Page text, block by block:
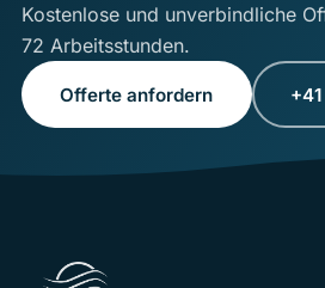
Kostenlose und unverbindliche
72 Arbeitsstunden.
Offerte anfordern